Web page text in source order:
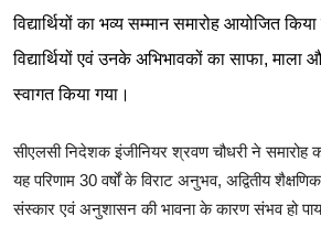
विद्यार्थियों का भव्य सम्मान समारोह आयोजित
विद्यार्थियों एवं उनके अभिभावकों का साफा, माला
स्वागत किया गया।
सीएलसी निदेशक इंजीनियर श्रवण चौधरी ने समारोह
यह परिणाम 30 वर्षों के विराट अनुभव, अद्वितीय शैक्षणिक
संस्कार एवं अनुशासन की भावना के कारण संभव हो